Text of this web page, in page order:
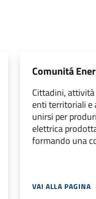
Comunitá
Cittadini,
enti territoriali e
unirsi per
elettrica
formando una
VAI ALLA PAGINA